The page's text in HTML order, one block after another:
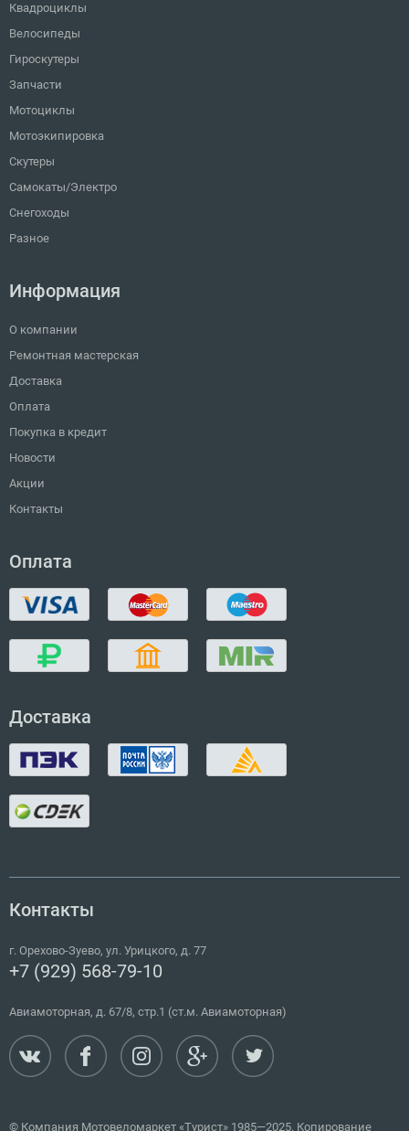
Квадроциклы
Велосипеды
Гироскутеры
Запчасти
Мотоциклы
Мотоэкипировка
Скутеры
Самокаты/Электро
Снегоходы
Разное
Информация
О компании
Ремонтная мастерская
Доставка
Оплата
Покупка в кредит
Новости
Акции
Контакты
Оплата
Доставка
Контакты
г. Орехово-Зуево, ул. Урицкого, д. 77
+7 (929) 568-79-10
Авиамоторная, д. 67/8, стр.1 (ст.м. Авиамоторная)
© Компания Мотовеломаркет «Турист» 1985—2025. Копирование